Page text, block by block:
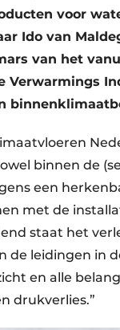
voor
Ido van
van het
Verwarmings
binnen de
een
met de
staat het
de leidingen in
en alle
drukverlies.”